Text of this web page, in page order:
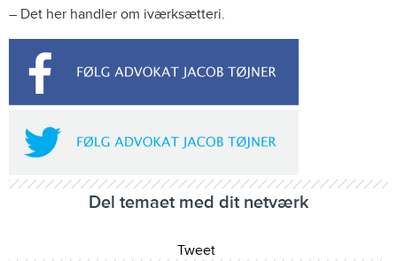
– Det her handler om iværksætteri.
Del temaet med dit netværk
Tweet